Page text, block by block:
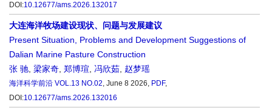
DOI:10.12677/ams.2026.132017
大连海洋牧场建设现状、问题与发展建议
Present Situation, Problems and Development Suggestions of
Dalian Marine Pasture Construction
张 驰 梁家奇 郑博瑄 冯欣茹 赵梦瑶
海洋科学前沿 VOL.13 NO.02, June 8 2026, PDF,
DOI:10.12677/ams.2026.132016